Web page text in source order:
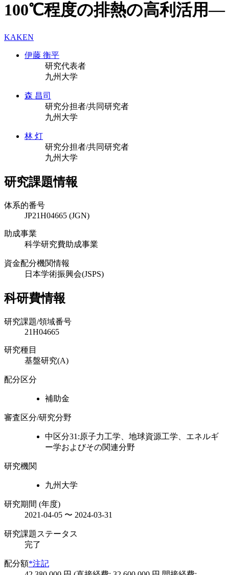
100℃程度の排熱の高利活用―
KAKEN
伊藤 衡平
研究代表者
九州大学
森 昌司
研究分担者/共同研究者
九州大学
林 灯
研究分担者/共同研究者
九州大学
研究課題情報
体系的番号
JP21H04665 (JGN)
助成事業
科学研究費助成事業
資金配分機関情報
日本学術振興会(JSPS)
科研費情報
研究課題/領域番号
21H04665
研究種目
基盤研究(A)
配分区分
補助金
審査区分/研究分野
中区分31:原子力工学、地球資源工学、エネルギ
ー学およびその関連分野
研究機関
九州大学
研究期間 (年度)
2021-04-05 〜 2024-03-31
研究課題ステータス
完了
配分額*注記